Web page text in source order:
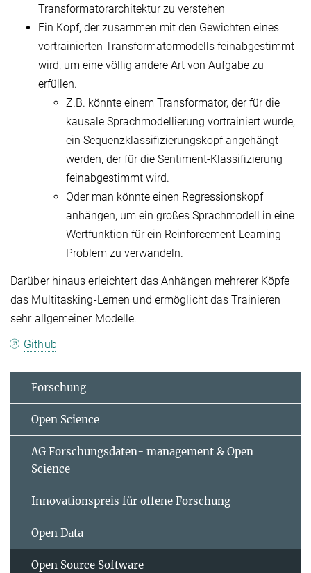
Transformatorarchitektur zu verstehen
Ein Kopf, der zusammen mit den Gewichten eines
vortrainierten Transformatormodells feinabgestimmt
wird, um eine völlig andere Art von Aufgabe zu
erfüllen.
Z.B. könnte einem Transformator, der für die
kausale Sprachmodellierung vortrainiert wurde,
ein Sequenzklassifizierungskopf angehängt
werden, der für die Sentiment-Klassifizierung
feinabgestimmt wird.
Oder man könnte einen Regressionskopf
anhängen, um ein großes Sprachmodell in eine
Wertfunktion für ein Reinforcement-Learning-
Problem zu verwandeln.
Darüber hinaus erleichtert das Anhängen mehrerer Köpfe
das Multitasking-Lernen und ermöglicht das Trainieren
sehr allgemeiner Modelle.
Github
Forschung
Open Science
AG Forschungsdaten- management & Open
Science
Innovationspreis für offene Forschung
Open Data
Open Source Software